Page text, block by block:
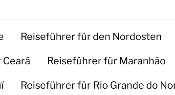
Reiseführer für den Nordosten
Reiseführer für Maranhão
Reiseführer für Rio Grande do